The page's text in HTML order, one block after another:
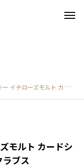
ト カードシリーズ エース オブ クラブス
モルト カードシ
ラブス